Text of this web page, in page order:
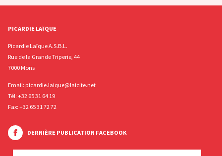
PICARDIE LAÏQUE
Picardie Laïque A.S.B.L.
Rue de la Grande Triperie, 44
7000 Mons
Email: picardie.laique@laicite.net
Tél: +32 65 31 64 19
Fax: +32 65 31 72 72
DERNIÈRE PUBLICATION FACEBOOK